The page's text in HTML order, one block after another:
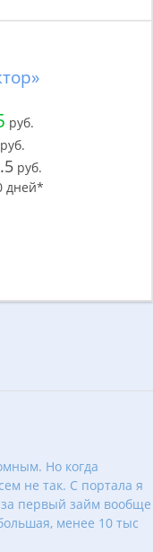
руб.
руб.
дней*
Но когда
не так. С портала я
первый займ вообще
менее 10 тыс